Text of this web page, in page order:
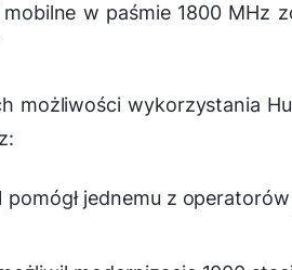
w paśmie 1800 MHz
możliwości wykorzystania
jednemu z